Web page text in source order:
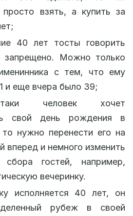
просто взять, а купить за
40 лет тосты говорить
запрещено. Можно только
с тем, что ему
и еще вчера было 39;
человек хочет
свой день рождения в
то нужно перенести его на
вперед и немного изменить
гостей, например,
вечеринку.
исполняется 40 лет, он
рубеж в своей